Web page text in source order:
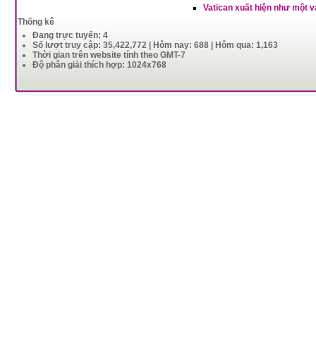
Vatican xuất hiện như một
Thống kê
Đang trực tuyến: 4
Số lượt truy cập: 35,422,772 | Hôm nay: 688 | Hôm qua: 1,163
Thời gian trên website tính theo GMT-7
Độ phân giải thích hợp: 1024x768